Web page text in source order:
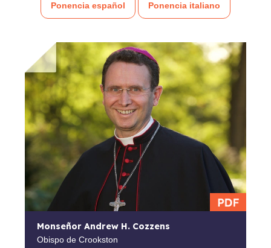
Ponencia español Ponencia italiano
Monseñor Andrew H. Cozzens
Obispo de Crookston